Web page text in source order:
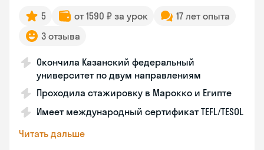
5 от 1590 ₽ за урок
17 лет опыта
3 отзыва
Окончила Казанский федеральный
университет по двум направлениям
Проходила стажировку в Марокко и Египте
Имеет международный сертификат TEFL/TESOL
Читать дальше